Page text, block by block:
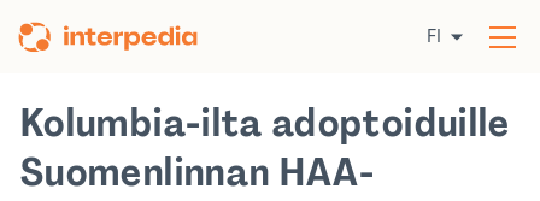
sisältöön
FI
Kolumbia-ilta adoptoiduille
Suomenlinnan HAA-